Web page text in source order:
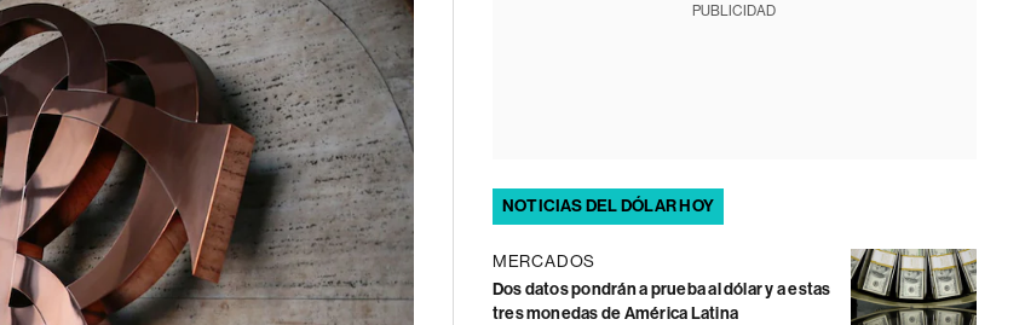
PUBLICIDAD
NOTICIAS DEL DÓLAR HOY
MERCADOS
Dos datos pondrán a prueba al dólar y a estas
tres monedas de América Latina